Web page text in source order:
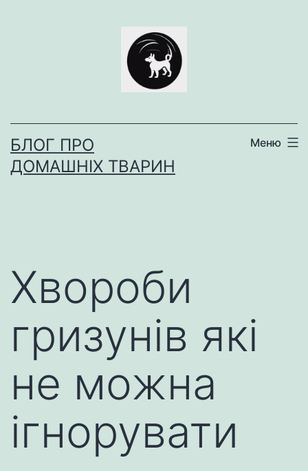
БЛОГ ПРО
ДОМАШНІХ ТВАРИН
Меню
Хвороби
гризунів які
не можна
ігнорувати